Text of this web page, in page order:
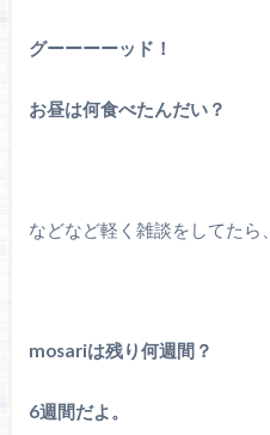
グーーーーッド！
お昼は何食べたんだい？
などなど軽く雑談をしてたら、
mosariは残り何週間？
6週間だよ。